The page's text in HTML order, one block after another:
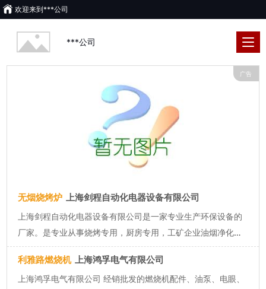
欢迎来到***公司
***公司
广告
无烟烧烤炉 上海剑程自动化电器设备有限公司
上海剑程自动化电器设备有限公司是一家专业生产环保设备的
厂家。是专业从事烧烤专用，厨房专用，工矿企业油烟净化设
备研发,设计,制造,安装及售后服务于一体的高新技术企业.我公
司常年承揽各种油烟污染净化工程。公司与多家科研院所合作,
技术力量雄厚,高...
利雅路燃烧机 上海鸿孚电气有限公司
上海鸿孚电气有限公司 经销批发的燃烧机配件、油泵、电眼、